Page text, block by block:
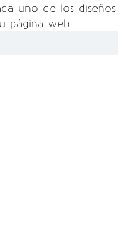
uno de los diseños
página web.